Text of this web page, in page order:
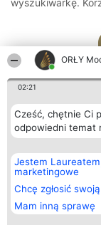
ORŁY
02:21
Cześć, chętnie Ci
odpowiedni temat
Jestem
marketingowe
Chcę zgłosić
Mam inną sprawę
wyszukiwarkę.
Organizator
Bright Side Solutions sp. z
o. sp. k.
ul. Ruska 22
Wrocław 50-079
KRS 0000749100 | Regon
381313360 | NIP